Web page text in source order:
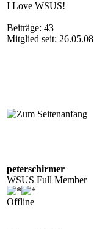
I Love WSUS!
Beiträge: 43
Mitglied seit: 26.05.08
peterschirmer
WSUS Full Member
Offline